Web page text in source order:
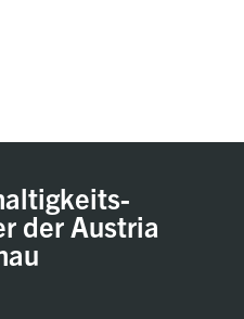
der Austria